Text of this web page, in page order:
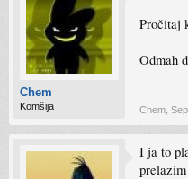
Chem
Komšija
Pročitaj
Odmah
Chem
I ja to